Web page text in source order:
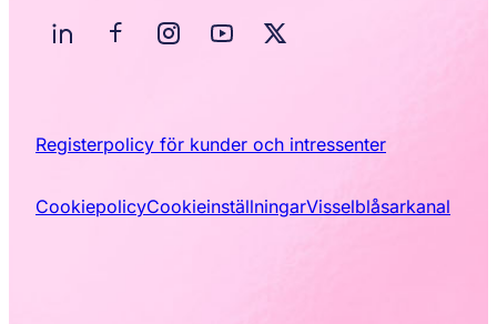
Registerpolicy för kunder och intressenter
CookiepolicyCookieinställningarVisselblåsarkanal